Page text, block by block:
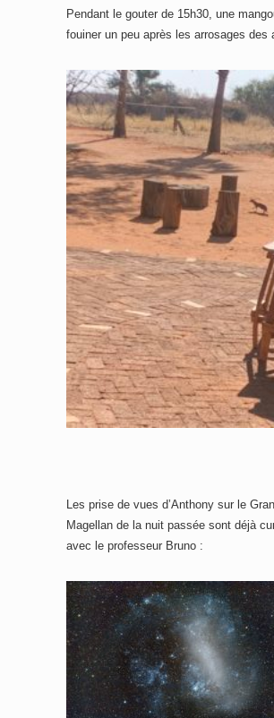
Pendant le gouter de 15h30, une
fouiner un peu après les arrosages des
Les prise de vues d’Anthony sur le
Magellan de la nuit passée sont déjà
avec le professeur Bruno :